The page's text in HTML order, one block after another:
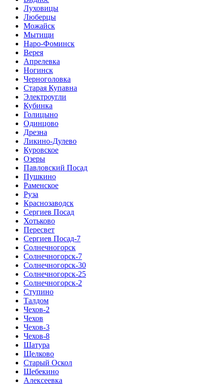
Луховицы
Люберцы
Можайск
Мытищи
Наро-Фоминск
Верея
Апрелевка
Ногинск
Черноголовка
Старая Купавна
Электроугли
Кубинка
Голицыно
Одинцово
Дрезна
Ликино-Дулево
Куровское
Озеры
Павловский Посад
Пушкино
Раменское
Руза
Краснозаводск
Сергиев Посад
Хотьково
Пересвет
Сергиев Посад-7
Солнечногорск
Солнечногорск-7
Солнечногорск-30
Солнечногорск-25
Солнечногорск-2
Ступино
Талдом
Чехов-2
Чехов
Чехов-3
Чехов-8
Шатура
Щелково
Старый Оскол
Шебекино
Алексеевка